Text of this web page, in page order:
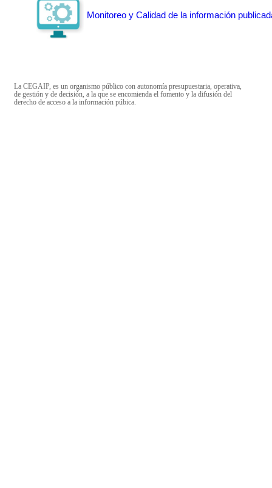
Monitoreo y Calidad de la información
La CEGAIP, es un organismo público con autonomía presupuestaria, operativa,
de gestión y de decisión, a la que se encomienda el fomento y la difusión del
derecho de acceso a la información púbica.